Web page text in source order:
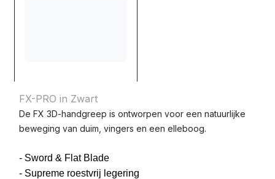
FX-PRO in Zwart
De FX 3D-handgreep is ontworpen voor een natuurlijke
beweging van duim, vingers en een elleboog.
- Sword & Flat Blade
- Supreme roestvrij legering